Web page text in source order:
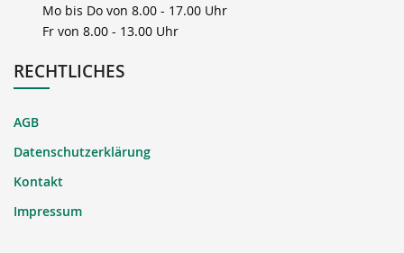
Mo bis Do von 8.00 - 17.00 Uhr
Fr von 8.00 - 13.00 Uhr
RECHTLICHES
AGB
Datenschutzerklärung
Kontakt
Impressum